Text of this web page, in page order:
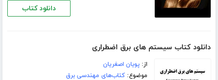
دانلود کتاب
دانلود کتاب سیستم های برق اضطراری
از:پویان اصغریان
موضوع:کتاب‌های مهندسی برق